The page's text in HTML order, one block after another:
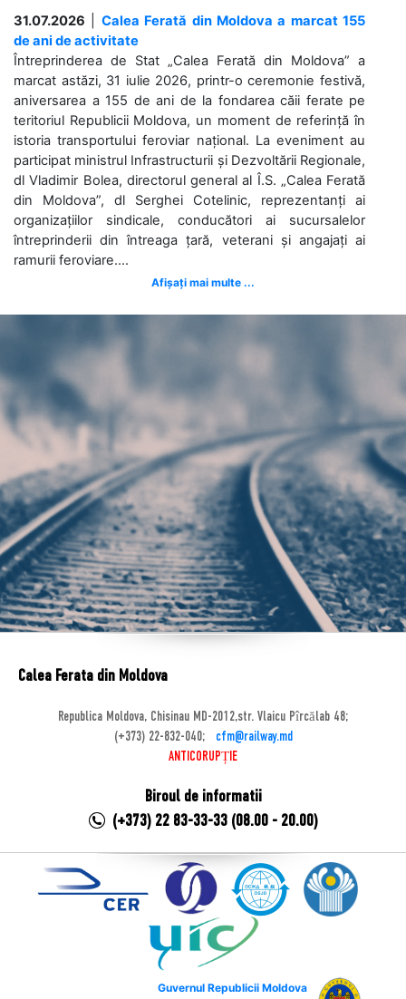
31.07.2026
Calea Ferată din Moldova a marcat 155
de ani de activitate
Întreprinderea de Stat „Calea Ferată din Moldova” a
marcat astăzi, 31 iulie 2026, printr-o ceremonie festivă,
aniversarea a 155 de ani de la fondarea căii ferate pe
teritoriul Republicii Moldova, un moment de referință în
istoria transportului feroviar național. La eveniment au
participat ministrul Infrastructurii și Dezvoltării Regionale,
dl Vladimir Bolea, directorul general al Î.S. „Calea Ferată
din Moldova”, dl Serghei Cotelinic, reprezentanți ai
organizațiilor sindicale, conducători ai sucursalelor
întreprinderii din întreaga țară, veterani și angajați ai
ramurii feroviare....
Afișați mai multe ...
Calea Ferata din Moldova
Republica Moldova, Chisinau MD-2012,str. Vlaicu Pîrcălab 48;
(+373) 22-832-040;
cfm@railway.md
ANTICORUPȚIE
Biroul de informatii
(+373) 22 83-33-33 (08.00 - 20.00)
Guvernul Republicii Moldova